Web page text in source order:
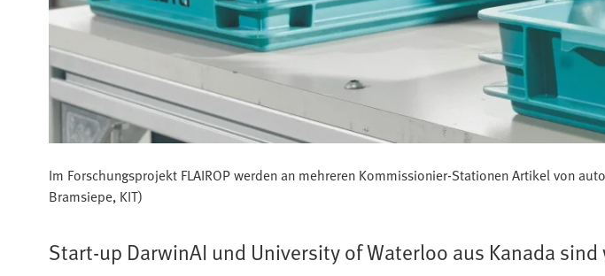
Im Forschungsprojekt FLAIROP werden an mehreren Kommissionier-Stationen Artikel von
Bramsiepe, KIT)
Start-up DarwinAI und University of Waterloo aus Kanada